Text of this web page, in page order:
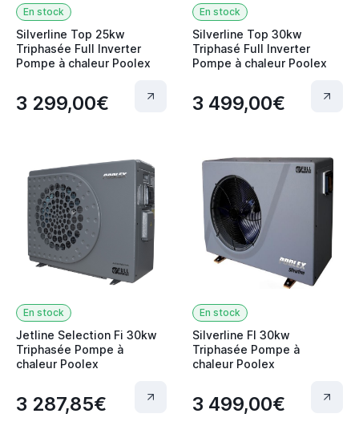
En stock
Silverline Top 25kw
Triphasée Full Inverter
Pompe à chaleur Poolex
3 299,00€
En stock
Silverline Top 30kw
Triphasé Full Inverter
Pompe à chaleur Poolex
3 499,00€
En stock
Jetline Selection Fi 30kw
Triphasée Pompe à
chaleur Poolex
3 287,85€
En stock
Silverline FI 30kw
Triphasée Pompe à
chaleur Poolex
3 499,00€